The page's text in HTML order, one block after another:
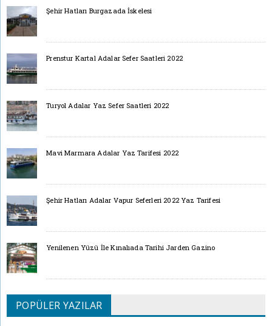
Şehir Hatları Burgazada İskelesi
Prenstur Kartal Adalar Sefer Saatleri 2022
Turyol Adalar Yaz Sefer Saatleri 2022
Mavi Marmara Adalar Yaz Tarifesi 2022
Şehir Hatları Adalar Vapur Seferleri 2022 Yaz Tarifesi
Yenilenen Yüzü İle Kınalıada Tarihi Jarden Gazino
POPÜLER YAZILAR